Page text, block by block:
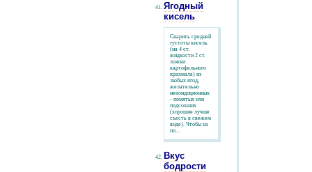
Ягодный
кисель
Сварить средней
густоты кисель
(на 4 ст.
жидкости 2 ст.
ложки
картофельного
крахмала) из
любых ягод,
желательно
некондиционных
- помятых или
подсохших
(хорошие лучше
съесть в свежем
виде). Чтобы на
по...
Вкус
бодрости